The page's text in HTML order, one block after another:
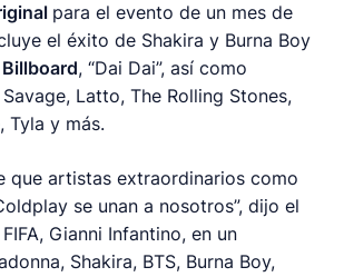
para el evento de un mes de
el éxito de Shakira y Burna Boy
Billboard, “Dai Dai”, así como
Latto, The Rolling Stones,
Tyla y más.
que artistas extraordinarios como
se unan a nosotros”, dijo el
Gianni Infantino, en un
Shakira, BTS, Burna Boy,